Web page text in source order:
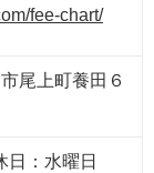
fee-chart/
尾上町養田６
：水曜日